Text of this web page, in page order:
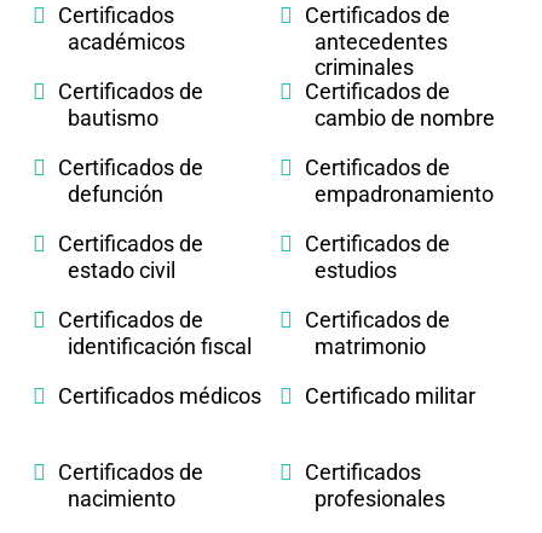
Certificados
académicos
Certificados de
antecedentes
criminales
Certificados de
bautismo
Certificados de
cambio de nombre
Certificados de
defunción
Certificados de
empadronamiento
Certificados de
estado civil
Certificados de
estudios
Certificados de
identificación fiscal
Certificados de
matrimonio
Certificados médicos
Certificado militar
Certificados de
nacimiento
Certificados
profesionales